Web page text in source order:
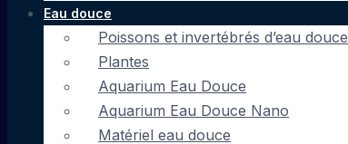
Eau douce
Poissons et invertébrés d’eau douce
Plantes
Aquarium Eau Douce
Aquarium Eau Douce Nano
Matériel eau douce